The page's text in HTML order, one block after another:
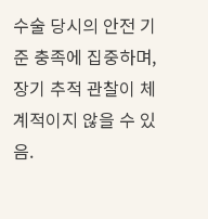
수술 당시의 안전 기
준 충족에 집중하며,
장기 추적 관찰이 체
계적이지 않을 수 있
음.